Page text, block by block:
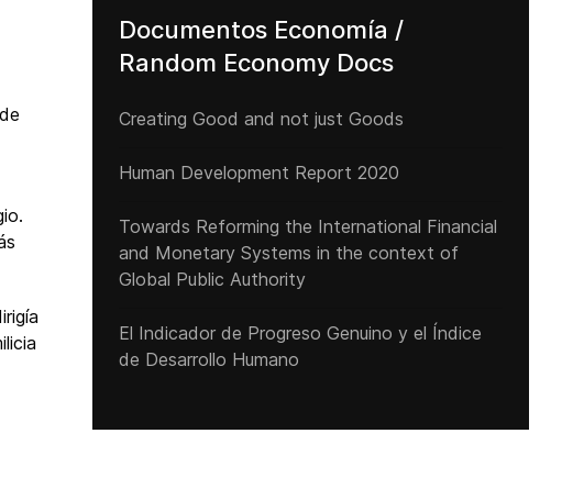
Documentos Economía /
Random Economy Docs
Creating Good and not just Goods
Human Development Report 2020
Towards Reforming the International Financial
and Monetary Systems in the context of
Global Public Authority
El Indicador de Progreso Genuino y el Índice
de Desarrollo Humano